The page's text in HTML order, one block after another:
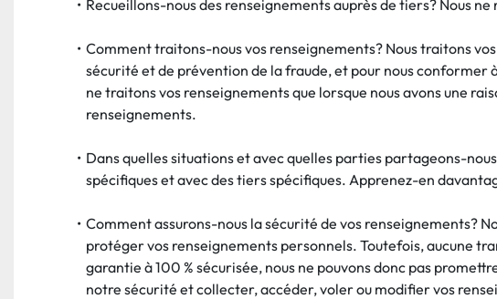
Recueillons-nous des renseignements auprès de tiers? Nous
Comment traitons-nous vos renseignements? Nous traitons
sécurité et de prévention de la fraude, et pour nous conformer
ne traitons vos renseignements que lorsque nous avons une
renseignements.
Dans quelles situations et avec quelles parties partageons-
spécifiques et avec des tiers spécifiques. Apprenez-en
Comment assurons-nous la sécurité de vos renseignements?
protéger vos renseignements personnels. Toutefois, aucune
garantie à 100 % sécurisée, nous ne pouvons donc pas
notre sécurité et collecter, accéder, voler ou modifier vos